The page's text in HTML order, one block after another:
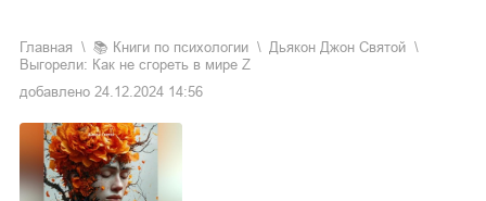
Главная 📚 книги по психологии
Дьякон Джон Святой
Выгорели: Как не сгореть в мире Z
добавлено 24.12.2024 14:56